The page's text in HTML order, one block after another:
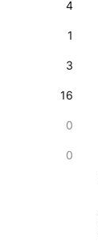
4
1
3
16
0
0